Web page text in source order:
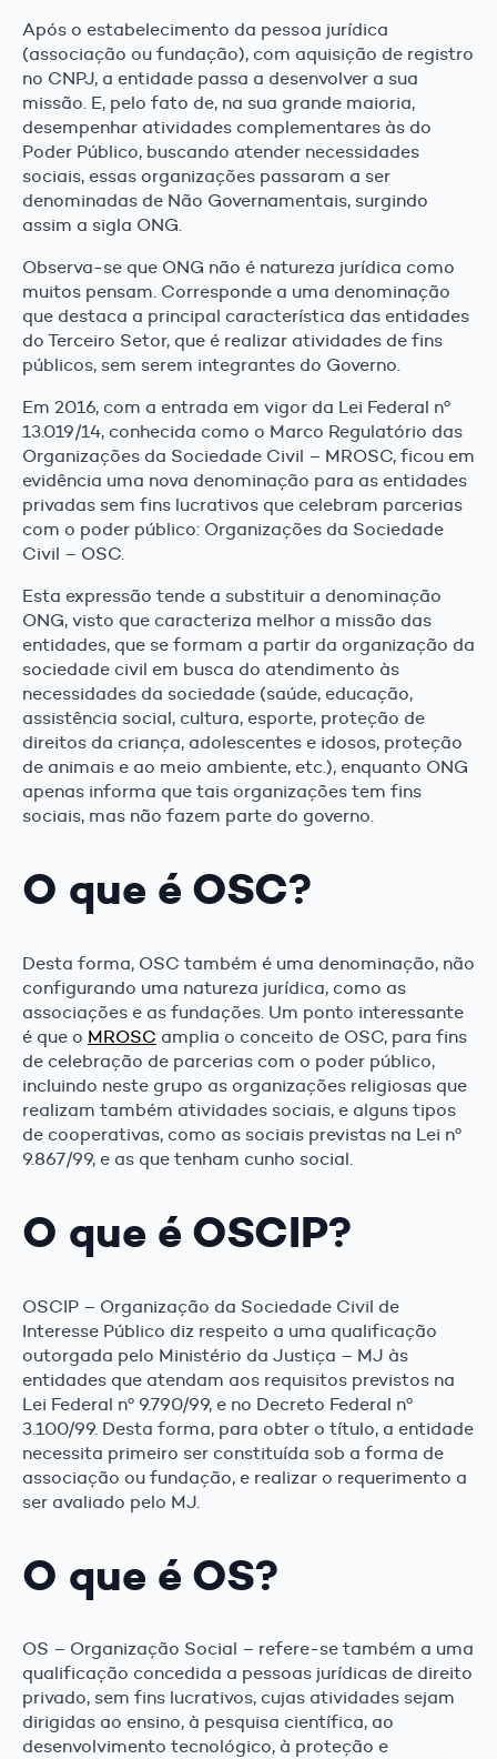
Após o estabelecimento da pessoa jurídica
(associação ou fundação), com aquisição de registro
no CNPJ, a entidade passa a desenvolver a sua
missão. E, pelo fato de, na sua grande maioria,
desempenhar atividades complementares às do
Poder Público, buscando atender necessidades
sociais, essas organizações passaram a ser
denominadas de Não Governamentais, surgindo
assim a sigla ONG.
Observa-se que ONG não é natureza jurídica como
muitos pensam. Corresponde a uma denominação
que destaca a principal característica das entidades
do Terceiro Setor, que é realizar atividades de fins
públicos, sem serem integrantes do Governo.
Em 2016, com a entrada em vigor da Lei Federal nº
13.019/14, conhecida como o Marco Regulatório das
Organizações da Sociedade Civil – MROSC, ficou em
evidência uma nova denominação para as entidades
privadas sem fins lucrativos que celebram parcerias
com o poder público: Organizações da Sociedade
Civil – OSC.
Esta expressão tende a substituir a denominação
ONG, visto que caracteriza melhor a missão das
entidades, que se formam a partir da organização da
sociedade civil em busca do atendimento às
necessidades da sociedade (saúde, educação,
assistência social, cultura, esporte, proteção de
direitos da criança, adolescentes e idosos, proteção
de animais e ao meio ambiente, etc.), enquanto ONG
apenas informa que tais organizações tem fins
sociais, mas não fazem parte do governo.
O que é OSC?
Desta forma, OSC também é uma denominação, não
configurando uma natureza jurídica, como as
associações e as fundações. Um ponto interessante
é que o MROSC amplia o conceito de OSC, para fins
de celebração de parcerias com o poder público,
incluindo neste grupo as organizações religiosas que
realizam também atividades sociais, e alguns tipos
de cooperativas, como as sociais previstas na Lei nº
9.867/99, e as que tenham cunho social.
O que é OSCIP?
OSCIP – Organização da Sociedade Civil de
Interesse Público diz respeito a uma qualificação
outorgada pelo Ministério da Justiça – MJ às
entidades que atendam aos requisitos previstos na
Lei Federal nº 9.790/99, e no Decreto Federal nº
3.100/99. Desta forma, para obter o título, a entidade
necessita primeiro ser constituída sob a forma de
associação ou fundação, e realizar o requerimento a
ser avaliado pelo MJ.
O que é OS?
OS – Organização Social – refere-se também a uma
qualificação concedida a pessoas jurídicas de direito
privado, sem fins lucrativos, cujas atividades sejam
dirigidas ao ensino, à pesquisa científica, ao
desenvolvimento tecnológico, à proteção e